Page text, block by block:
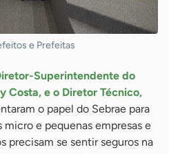
e Prefeitas
Superintendente do
Costa, e o Diretor Técnico,
o papel do Sebrae para
e pequenas empresas e
precisam se sentir seguros na